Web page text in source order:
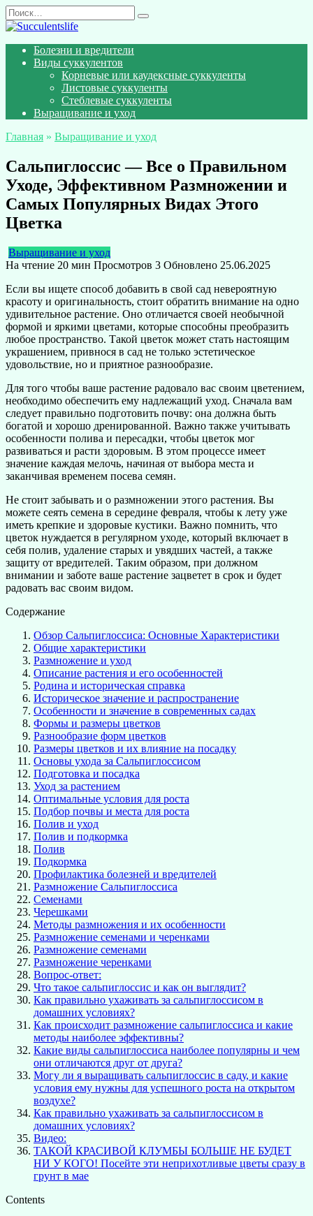
Перейти
к
Search
for:
Болезни и вредители
Виды суккулентов
Корневые или каудексные суккуленты
Листовые суккуленты
Стеблевые суккуленты
Выращивание и уход
Главная » Выращивание и уход
Сальпиглоссис — Все о Правильном
Уходе, Эффективном Размножении и
Самых Популярных Видах Этого
Цветка
Выращивание и уход
На чтение 20 мин Просмотров 3 Обновлено 25.06.2025
Если вы ищете способ добавить в свой сад невероятную
красоту и оригинальность, стоит обратить внимание на одно
удивительное растение. Оно отличается своей необычной
формой и яркими цветами, которые способны преобразить
любое пространство. Такой цветок может стать настоящим
украшением, привнося в сад не только эстетическое
удовольствие, но и приятное разнообразие.
Для того чтобы ваше растение радовало вас своим цветением,
необходимо обеспечить ему надлежащий уход. Сначала вам
следует правильно подготовить почву: она должна быть
богатой и хорошо дренированной. Важно также учитывать
особенности полива и пересадки, чтобы цветок мог
развиваться и расти здоровым. В этом процессе имеет
значение каждая мелочь, начиная от выбора места и
заканчивая временем посева семян.
Не стоит забывать и о размножении этого растения. Вы
можете сеять семена в середине февраля, чтобы к лету уже
иметь крепкие и здоровые кустики. Важно помнить, что
цветок нуждается в регулярном уходе, который включает в
себя полив, удаление старых и увядших частей, а также
защиту от вредителей. Таким образом, при должном
внимании и заботе ваше растение зацветет в срок и будет
радовать вас своим видом.
Содержание
Обзор Сальпиглоссиса: Основные Характеристики
Общие характеристики
Размножение и уход
Описание растения и его особенностей
Родина и историческая справка
Историческое значение и распространение
Особенности и значение в современных садах
Формы и размеры цветков
Разнообразие форм цветков
Размеры цветков и их влияние на посадку
Основы ухода за Сальпиглоссисом
Подготовка и посадка
Уход за растением
Оптимальные условия для роста
Подбор почвы и места для роста
Полив и уход
Полив и подкормка
Полив
Подкормка
Профилактика болезней и вредителей
Размножение Сальпиглоссиса
Семенами
Черешками
Методы размножения и их особенности
Размножение семенами и черенками
Размножение семенами
Размножение черенками
Вопрос-ответ:
Что такое сальпиглоссис и как он выглядит?
Как правильно ухаживать за сальпиглоссисом в
домашних условиях?
Как происходит размножение сальпиглоссиса и какие
методы наиболее эффективны?
Какие виды сальпиглоссиса наиболее популярны и чем
они отличаются друг от друга?
Могу ли я выращивать сальпиглоссис в саду, и какие
условия ему нужны для успешного роста на открытом
воздухе?
Как правильно ухаживать за сальпиглоссисом в
домашних условиях?
Видео:
ТАКОЙ КРАСИВОЙ КЛУМБЫ БОЛЬШЕ НЕ БУДЕТ
НИ У КОГО! Посейте эти неприхотливые цветы сразу в
грунт в мае
Contents